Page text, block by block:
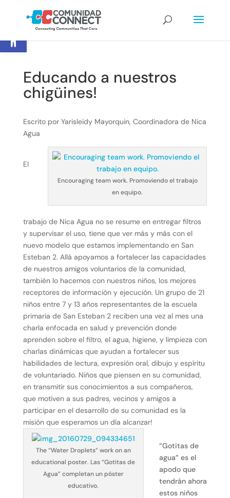
Open toolbar
Educando a nuestros
chigüines!
Escrito por Yarisleidy Mayorquin, Coordinadora de Nica
Agua
Encouraging team work. Promoviendo el trabajo
en equipo.
El
trabajo de Nica Agua no se resume en entregar filtros
y supervisar el uso, tiene que ver más y más con el
nuevo modelo que estamos implementando en San
Esteban 2. Allá apoyamos a fortalecer las capacidades
de nuestros amigos voluntarios de la comunidad,
también lo hacemos con nuestros niños, los mejores
receptores de información y ejecución. Un grupo de 21
niños entre 7 y 13 años representantes de la escuela
primaria de San Esteban 2 reciben una vez al mes una
charla enfocada en salud y prevención donde
aprenden sobre el filtro, el agua, higiene, y limpieza con
charlas dinámicas que ayudan a fortalecer sus
habilidades de lectura, expresión oral, dibujo y espíritu
de voluntariado. Niños que piensen en su comunidad,
en transmitir sus conocimientos a sus compañeros,
que motiven a sus padres, vecinos y amigos a
participar en el desarrollo de su comunidad es la
misión que esperamos un día alcanzar!
The “Water Droplets” work on an
educational poster. Las “Gotitas de
Agua” completan un póster
educativo.
“Gotitas de
agua” es el
apodo que
tendrán ahora
estos niños